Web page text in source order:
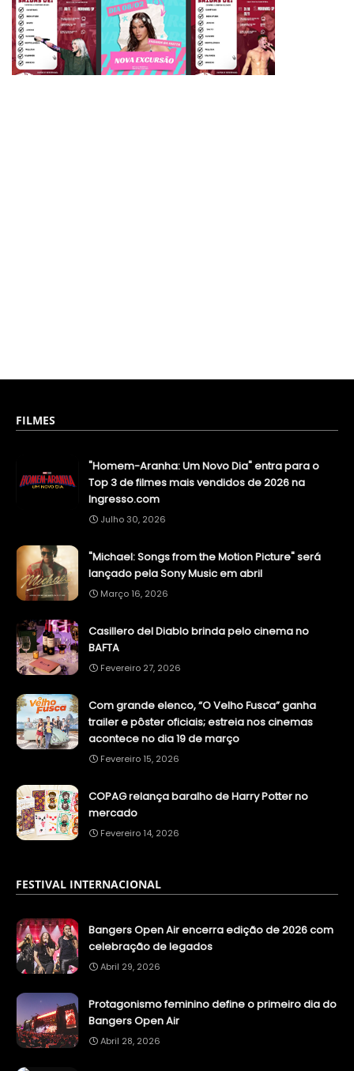
FILMES
"Homem-Aranha: Um Novo Dia" entra para o
Top 3 de filmes mais vendidos de 2026 na
Ingresso.com
Julho 30, 2026
"Michael: Songs from the Motion Picture" será
lançado pela Sony Music em abril
Março 16, 2026
Casillero del Diablo brinda pelo cinema no
BAFTA
Fevereiro 27, 2026
Com grande elenco, “O Velho Fusca” ganha
trailer e pôster oficiais; estreia nos cinemas
acontece no dia 19 de março
Fevereiro 15, 2026
COPAG relança baralho de Harry Potter no
mercado
Fevereiro 14, 2026
FESTIVAL INTERNACIONAL
Bangers Open Air encerra edição de 2026 com
celebração de legados
Abril 29, 2026
Protagonismo feminino define o primeiro dia do
Bangers Open Air
Abril 28, 2026